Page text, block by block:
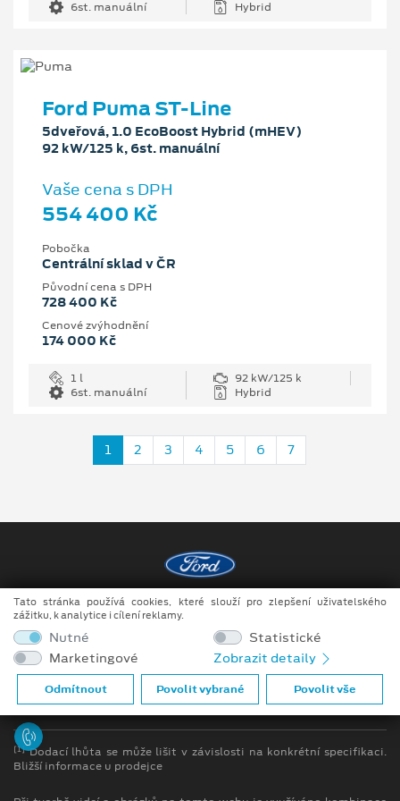
6st. manuální
Hybrid
Ford Puma ST-Line
5dveřová, 1.0 EcoBoost Hybrid (mHEV)
92 kW/125 k, 6st. manuální
Vaše cena s DPH
554 400 Kč
Pobočka
Centrální sklad v ČR
Původní cena s DPH
728 400 Kč
Cenové zvýhodnění
174 000 Kč
1 l
92 kW/125 k
6st. manuální
Hybrid
1 2 3 4 5 6 7
Copyright ©2026 Raeder & Falge s.r.o.
Obchodní podmínky
Prohlášení o zpracování údajů konečných zákazníků
[1]Dodací lhůta se může lišit v závislosti na konkrétní specifikaci.
Bližší informace u prodejce
Tato stránka používá cookies, které slouží pro zlepšení uživatelského
zážitku, k analytice i cílení reklamy.
Nutné
Statistické
Marketingové
Zobrazit detaily
Odmítnout Povolit vybrané Povolit vše